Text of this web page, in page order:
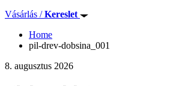
Vásárlás /Kereslet
Home
pil-drev-dobsina_001
8. augusztus 2026